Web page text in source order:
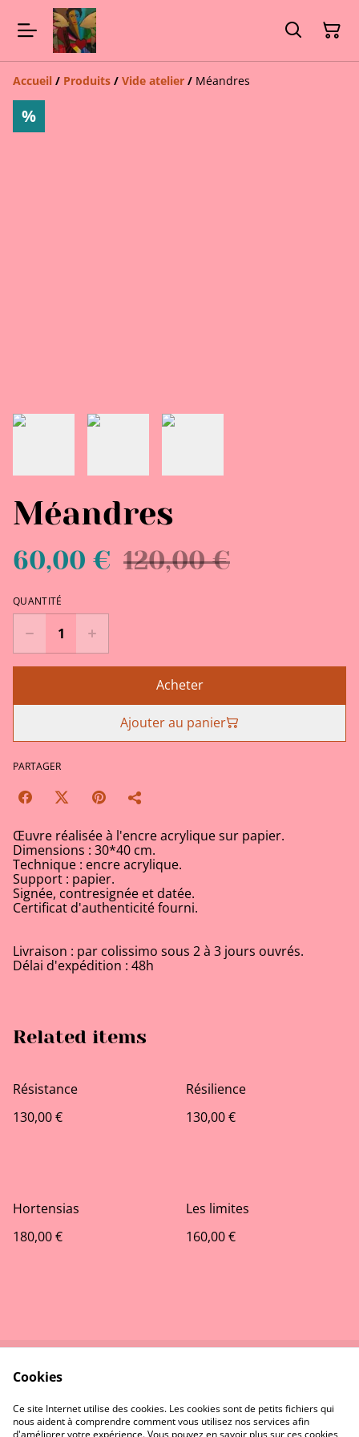
Accueil / Produits / Vide atelier / Méandres
%
Méandres
60,00 € 120,00 €
QUANTITÉ
Acheter
Ajouter au panier
PARTAGER
Œuvre réalisée à l'encre acrylique sur papier.
Dimensions : 30*40 cm.
Technique : encre acrylique.
Support : papier.
Signée, contresignée et datée.
Certificat d'authenticité fourni.
Livraison : par colissimo sous 2 à 3 jours ouvrés.
Délai d'expédition : 48h
Related items
Résistance
130,00 €
Résilience
130,00 €
Hortensias
180,00 €
Les limites
160,00 €
Politique de
confidentialité
Politique de cookies
Cookies
Ce site Internet utilise des cookies. Les cookies sont de petits fichiers qui
nous aident à comprendre comment vous utilisez nos services afin
d'améliorer votre expérience. Vous pouvez en savoir plus sur ces cookies